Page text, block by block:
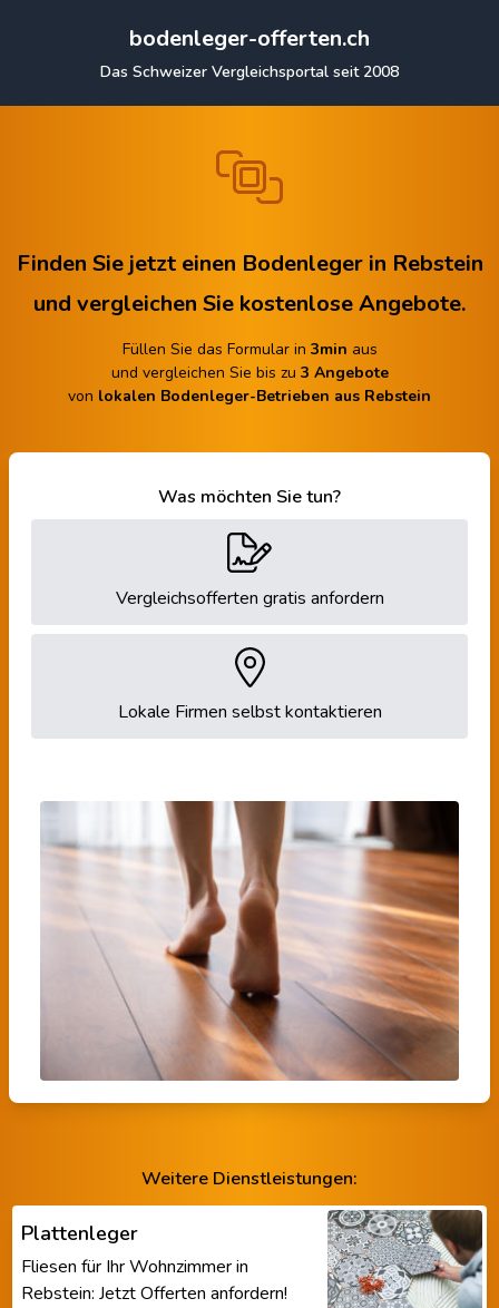
bodenleger-offerten.ch
Das Schweizer Vergleichsportal seit 2008
Finden Sie jetzt einen Bodenleger in Rebstein
und vergleichen Sie kostenlose Angebote.
Füllen Sie das Formular in 3min aus
und vergleichen Sie bis zu 3 Angebote
von lokalen Bodenleger-Betrieben aus Rebstein
Was möchten Sie tun?
Vergleichsofferten gratis anfordern
Lokale Firmen selbst kontaktieren
Weitere Dienstleistungen:
Plattenleger
Fliesen für Ihr Wohnzimmer in
Rebstein: Jetzt Offerten anfordern!